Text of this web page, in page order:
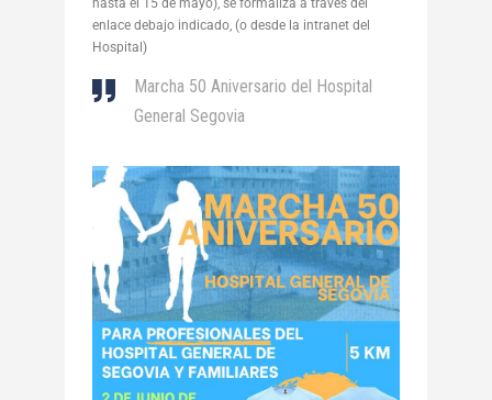
hasta el 15 de mayo), se formaliza a través del
enlace debajo indicado, (o desde la intranet del
Hospital)
Marcha 50 Aniversario del Hospital
General Segovia